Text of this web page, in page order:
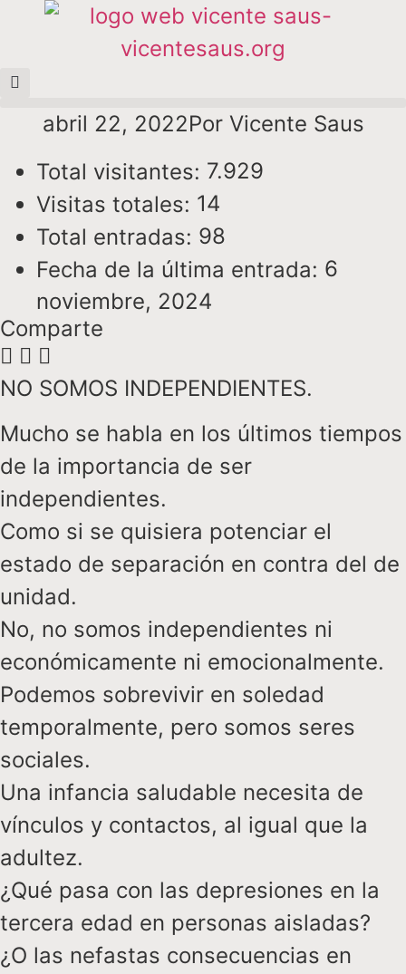
abril 22, 2022PorVicente Saus
Total visitantes: 7.929
Visitas totales: 14
Total entradas: 98
Fecha de la última entrada: 6
noviembre, 2024
Comparte
NO SOMOS INDEPENDIENTES.
Mucho se habla en los últimos tiempos
de la importancia de ser
independientes.
Como si se quisiera potenciar el
estado de separación en contra del de
unidad.
No, no somos independientes ni
económicamente ni emocionalmente.
Podemos sobrevivir en soledad
temporalmente, pero somos seres
sociales.
Una infancia saludable necesita de
vínculos y contactos, al igual que la
adultez.
¿Qué pasa con las depresiones en la
tercera edad en personas aisladas?
¿O las nefastas consecuencias en